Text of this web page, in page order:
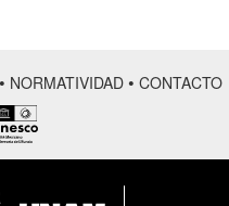
• NORMATIVIDAD • CONTACTO